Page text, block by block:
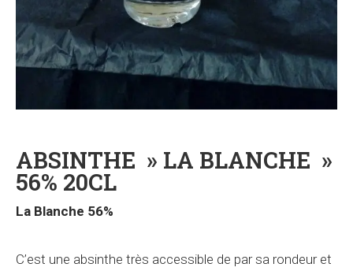
ABSINTHE » LA BLANCHE »
56% 20CL
La Blanche 56%
C’est une absinthe très accessible de par sa rondeur et